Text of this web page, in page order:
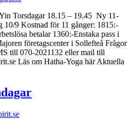
Torsdagar 18.15 – 19.45 Ny 11-
10/9 Kostnad för 11 gånger: 1815:-
betalar 1360:-Enstaka pass i
företagscenter i Sollefteå Frågor
till 070-2021132 eller mail till
Läs om Hatha-Yoga här Aktuella